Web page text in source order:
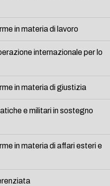
in materia di lavoro
internazionale per lo
in materia di giustizia
e militari in sostegno
in materia di affari esteri e